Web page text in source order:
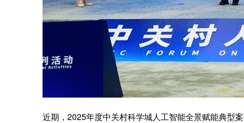
近期，2025年度中关村科学城人工智能全景赋能典型